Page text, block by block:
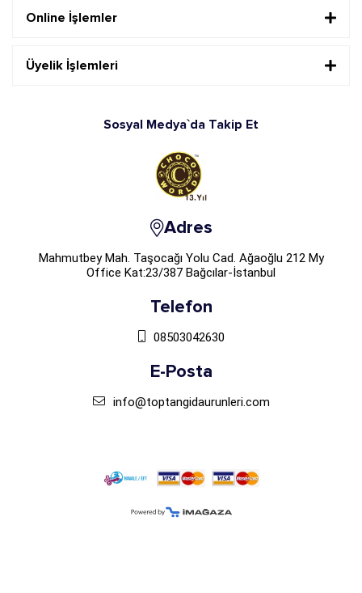
Online İşlemler
Üyelik İşlemleri
Sosyal Medya`da Takip Et
Adres
Mahmutbey Mah. Taşocağı Yolu Cad. Ağaoğlu 212 My
Office Kat:23/387 Bağcılar-İstanbul
Telefon
08503042630
E-Posta
info@toptangidaurunleri.com